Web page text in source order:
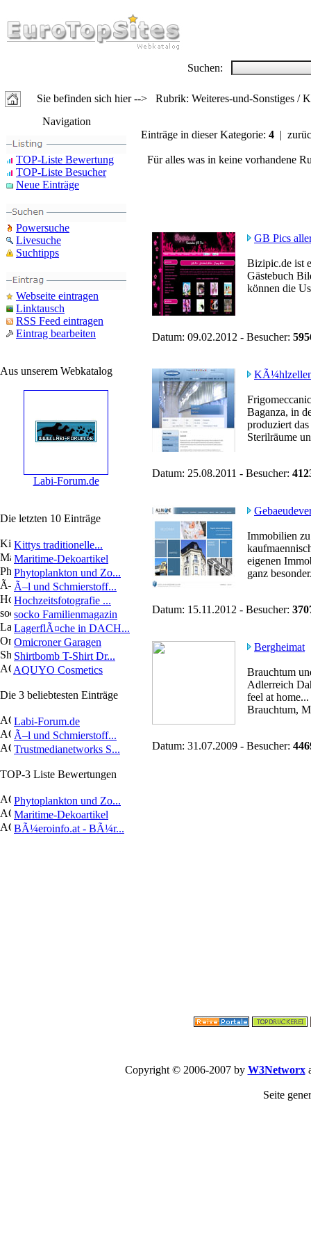
Suchen:
Sie befinden sich hier --> Rubrik: Weiteres-und-Sonstiges /
Navigation
TOP-Liste Bewertung
TOP-Liste Besucher
Neue Einträge
Powersuche
Livesuche
Suchtipps
Webseite eintragen
Linktausch
RSS Feed eintragen
Eintrag bearbeiten
Aus unserem Webkatalog
Labi-Forum.de
Die letzten 10 Einträge
Kittys traditionelle...
Maritime-Dekoartikel
Phytoplankton und Zo...
Ã–l und Schmierstoff...
Hochzeitsfotografie ...
socko Familienmagazin
LagerflÃ¤che in DACH...
Omicroner Garagen
Shirtbomb T-Shirt Dr...
AQUYO Cosmetics
Die 3 beliebtesten Einträge
Labi-Forum.de
Ã–l und Schmierstoff...
Trustmedianetworks S...
TOP-3 Liste Bewertungen
Phytoplankton und Zo...
Maritime-Dekoartikel
BÃ¼eroinfo.at - BÃ¼r...
Einträge in dieser Kategorie: 4 |
Für alles was in keine vorhandene
GB Pics
Bizipic.de ist
Gästebuch
können die
Datum: 09.02.2012 - Besucher:
Baganza, in
produziert
Sterilräume
Datum: 25.08.2011 - Besucher:
Immobilien
eigenen
ganz
Datum: 15.11.2012 - Besucher:
Bergheimat
Brauchtum
Adlerreich
feel at
Brauchtum,
Datum: 31.07.2009 - Besucher:
Copyright © 2006-2007 by W3Networx
Seite